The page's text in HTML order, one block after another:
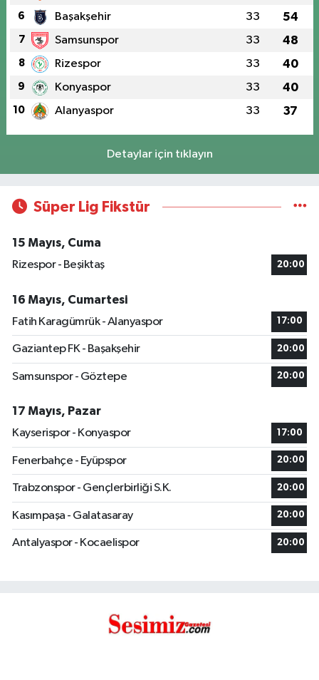
6 Başakşehir 33 54
7 Samsunspor 33 48
8 Rizespor 33 40
9 Konyaspor 33 40
10 Alanyaspor 33 37
Detaylar için tıklayın
Süper Lig Fikstür
15 Mayıs, Cuma
Rizespor - Beşiktaş
20:00
16 Mayıs, Cumartesi
Fatih Karagümrük - Alanyaspor
17:00
Gaziantep FK - Başakşehir 20:00
Samsunspor - Göztepe 20:00
17 Mayıs, Pazar
Kayserispor - Konyaspor
17:00
Fenerbahçe - Eyüpspor 20:00
Trabzonspor - Gençlerbirliği S.K. 20:00
Kasımpaşa - Galatasaray 20:00
Antalyaspor - Kocaelispor 20:00